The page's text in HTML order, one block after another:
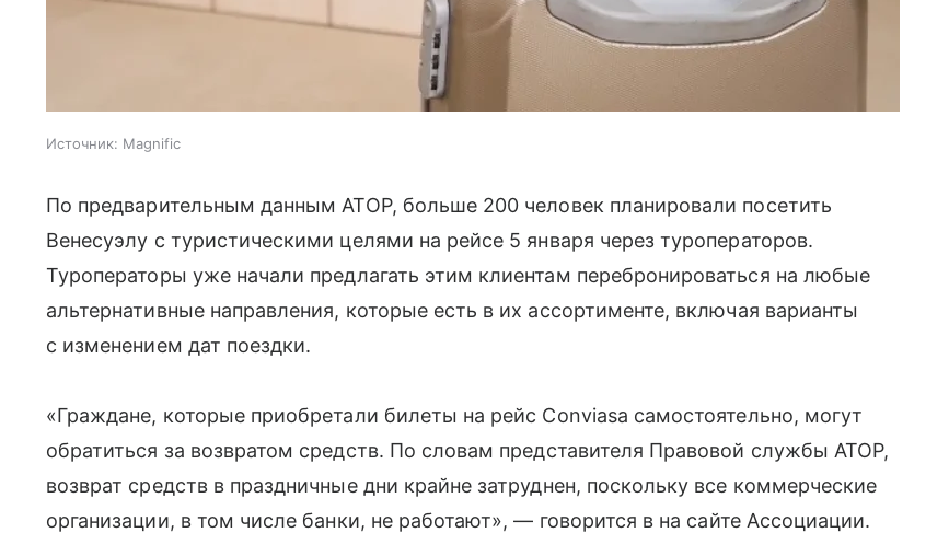
Источник: Magnific
По предварительным данным АТОР, больше 200 человек планировали посетить
Венесуэлу с туристическими целями на рейсе 5 января через туроператоров.
Туроператоры уже начали предлагать этим клиентам перебронироваться на любые
альтернативные направления, которые есть в их ассортименте, включая варианты
с изменением дат поездки.
«Граждане, которые приобретали билеты на рейс Conviasa самостоятельно, могут
обратиться за возвратом средств. По словам представителя Правовой службы АТОР,
возврат средств в праздничные дни крайне затруднен, поскольку все коммерческие
организации, в том числе банки, не работают», — говорится в на сайте Ассоциации.